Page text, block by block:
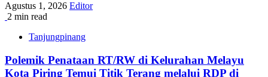
Agustus 1, 2026 Editor
2 min read
Tanjungpinang
Polemik Penataan RT/RW di Kelurahan Melayu
Kota Piring Temui Titik Terang melalui RDP di